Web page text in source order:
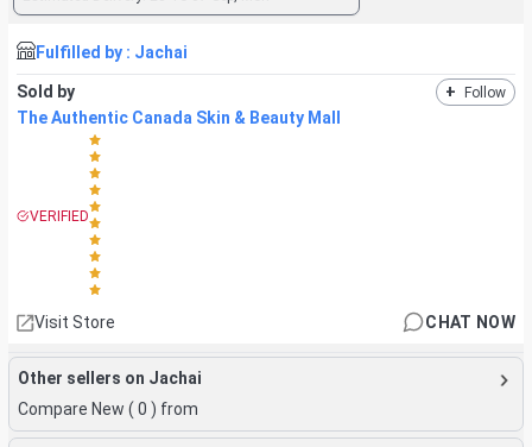
Fulfilled by : Jachai
Sold by + Follow
The Authentic Canada Skin & Beauty Mall
VERIFIED
Visit Store CHAT NOW
Other sellers on Jachai
Compare New ( 0 ) from